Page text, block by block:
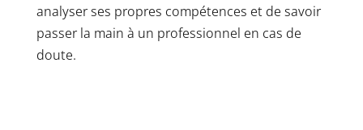
analyser ses propres compétences et de savoir
passer la main à un professionnel en cas de
doute.